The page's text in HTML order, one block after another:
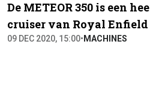
De METEOR 350 is een
cruiser van Royal Enfield
09 DEC 2020, 15:00•MACHINES